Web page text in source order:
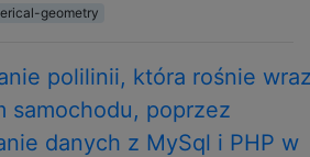
geometry
polilinii, która rośnie
samochodu, poprzez
danych z MySql i PHP w